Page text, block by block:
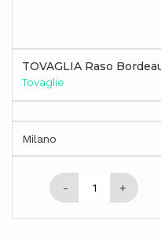
TOVAGLIA Raso
Tovaglie
Milano
- +